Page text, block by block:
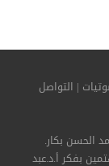
| التواصل
الحسن بكار.
بفكر أ.د.عبد